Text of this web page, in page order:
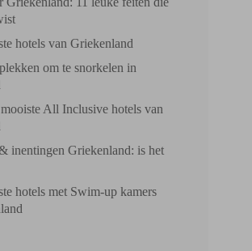
hotels van Griekenland
om te snorkelen in
All Inclusive hotels van
inentingen Griekenland: is het
hotels met Swim-up kamers